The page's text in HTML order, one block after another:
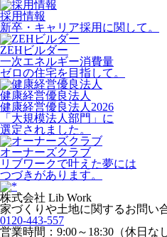
採用情報
新卒・キャリア採用に関して。
ZEHビルダー
一次エネルギー消費量
ゼロの住宅を目指して。
健康経営優良法人
健康経営優良法人2026
「大規模法人部門」に
選定されました。
オーナーズクラブ
リブワークで叶えた夢には
つづきがあります。
株式会社 Lib Work
家づくりや土地に関するお問い
0120-443-557
営業時間：9:00～18:30（休日な